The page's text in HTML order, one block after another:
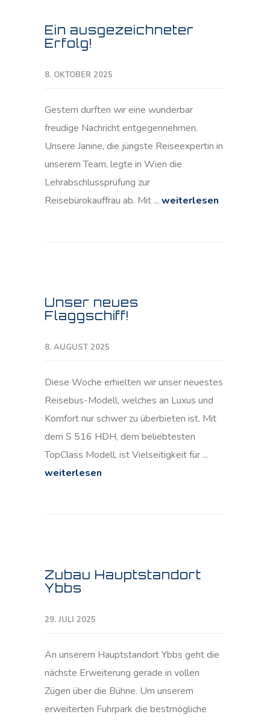
Ein ausgezeichneter
Erfolg!
8. OKTOBER 2025
Gestern durften wir eine wunderbar
freudige Nachricht entgegennehmen.
Unsere Janine, die jüngste Reiseexpertin in
unserem Team, legte in Wien die
Lehrabschlussprüfung zur
Reisebürokauffrau ab. Mit ... weiterlesen
Unser neues
Flaggschiff!
8. AUGUST 2025
Diese Woche erhielten wir unser neuestes
Reisebus-Modell, welches an Luxus und
Komfort nur schwer zu überbieten ist. Mit
dem S 516 HDH, dem beliebtesten
TopClass Modell, ist Vielseitigkeit für ...
weiterlesen
Zubau Hauptstandort
Ybbs
29. JULI 2025
An unserem Hauptstandort Ybbs geht die
nächste Erweiterung gerade in vollen
Zügen über die Bühne. Um unserem
erweiterten Fuhrpark die bestmögliche